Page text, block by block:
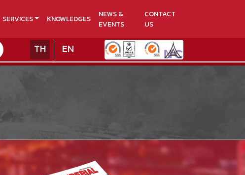
SERVICES KNOWLEDGES
NEWS &
EVENTS
CONTACT
US
TH EN